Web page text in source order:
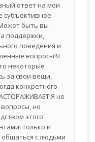
ответ на мои
субъективное
быть вы
поддержки,
поведения и
вопросы!Я
некоторые
за свои вещи,
конкретного
не
но
этого
Только и
общаться с людьми